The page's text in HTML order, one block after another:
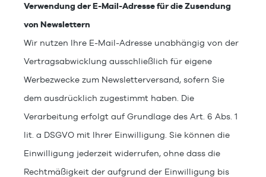
Verwendung der E-Mail-Adresse für die Zusendung
von Newslettern
Wir nutzen Ihre E-Mail-Adresse unabhängig von der
Vertragsabwicklung ausschließlich für eigene
Werbezwecke zum Newsletterversand, sofern Sie
dem ausdrücklich zugestimmt haben. Die
Verarbeitung erfolgt auf Grundlage des Art. 6 Abs. 1
lit. a DSGVO mit Ihrer Einwilligung. Sie können die
Einwilligung jederzeit widerrufen, ohne dass die
Rechtmäßigkeit der aufgrund der Einwilligung bis